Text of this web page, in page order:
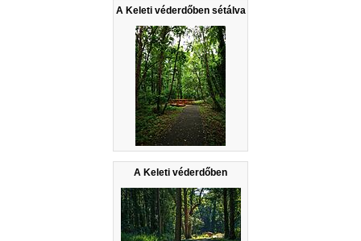
A Keleti véderdőben sétálva
A Keleti véderdőben